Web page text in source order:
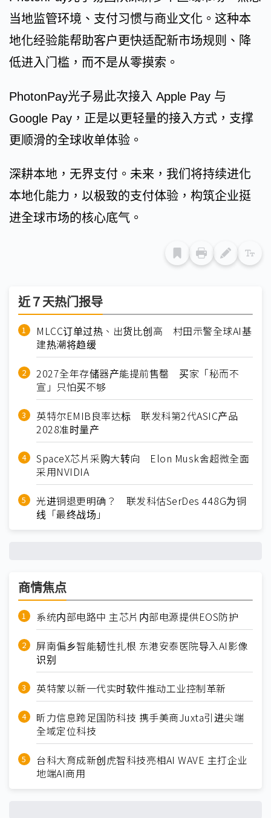
当地监管环境、支付习惯与商业文化。这种本
地化经验能帮助客户更快适配新市场规则、降
低进入门槛，而不是从零摸索。
PhotonPay光子易此次接入 Apple Pay 与
Google Pay，正是以更轻量的接入方式，支撑
更顺滑的全球收单体验。
深耕本地，无界支付。未来，我们将持续进化
本地化能力，以极致的支付体验，构筑企业挺
进全球市场的核心底气。
近７天热门报导
MLCC订单过热、出货比创高 村田示警全球AI基
建热潮将趋缓
2027全年存储器产能提前售罄 买家「秘而不
宣」只怕买不够
英特尔EMIB良率达标 联发科第2代ASIC产品
2028准时量产
SpaceX芯片采购大转向 Elon Musk舍超微全面
采用NVIDIA
光进铜退更明确？ 联发科估SerDes 448G为铜
线「最终战场」
商情焦点
系统内部电路中 主芯片内部电源提供EOS防护
屏南偏乡智能韧性扎根 东港安泰医院导入AI影像
识别
英特蒙以新一代实时软件推动工业控制革新
昕力信息跨足国防科技 携手美商Juxta引进尖端
全域定位科技
台科大育成新创虎智科技亮相AI WAVE 主打企业
地端AI商用